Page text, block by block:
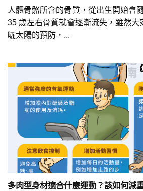
人體骨骼所含的骨質，從出生開始會
35 歲左右骨質就會逐漸流失，雖然大
曬太陽的預防，...
多肉型身材適合什麼運動？該如何減